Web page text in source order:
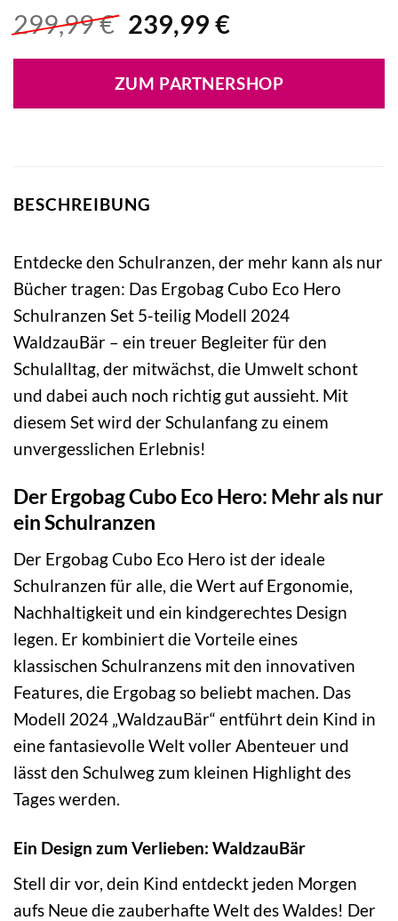
299,99€ Ursprünglicher
war:
299,99 €
239,99 €Aktueller
ist:
239,99 €.
ZUM PARTNERSHOP
BESCHREIBUNG
Entdecke den Schulranzen, der mehr kann als nur
Bücher tragen: Das Ergobag Cubo Eco Hero
Schulranzen Set 5-teilig Modell 2024
WaldzauBär – ein treuer Begleiter für den
Schulalltag, der mitwächst, die Umwelt schont
und dabei auch noch richtig gut aussieht. Mit
diesem Set wird der Schulanfang zu einem
unvergesslichen Erlebnis!
Der Ergobag Cubo Eco Hero: Mehr als nur
ein Schulranzen
Der Ergobag Cubo Eco Hero ist der ideale
Schulranzen für alle, die Wert auf Ergonomie,
Nachhaltigkeit und ein kindgerechtes Design
legen. Er kombiniert die Vorteile eines
klassischen Schulranzens mit den innovativen
Features, die Ergobag so beliebt machen. Das
Modell 2024 „WaldzauBär“ entführt dein Kind in
eine fantasievolle Welt voller Abenteuer und
lässt den Schulweg zum kleinen Highlight des
Tages werden.
Ein Design zum Verlieben: WaldzauBär
Stell dir vor, dein Kind entdeckt jeden Morgen
aufs Neue die zauberhafte Welt des Waldes! Der